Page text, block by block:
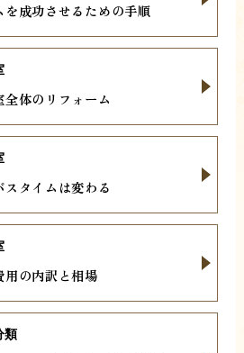
成功させるための手順
体のリフォーム
タイムは変わる
の内訳と相場
類